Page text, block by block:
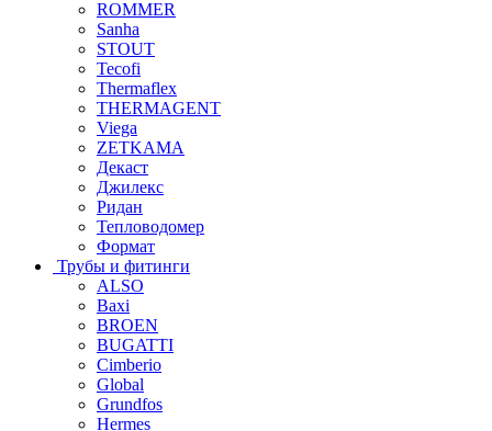
ROMMER
Sanha
STOUT
Tecofi
Thermaflex
THERMAGENT
Viega
ZETKAMA
Декаст
Джилекс
Ридан
Тепловодомер
Формат
Трубы и фитинги
ALSO
Baxi
BROEN
BUGATTI
Cimberio
Global
Grundfos
Hermes